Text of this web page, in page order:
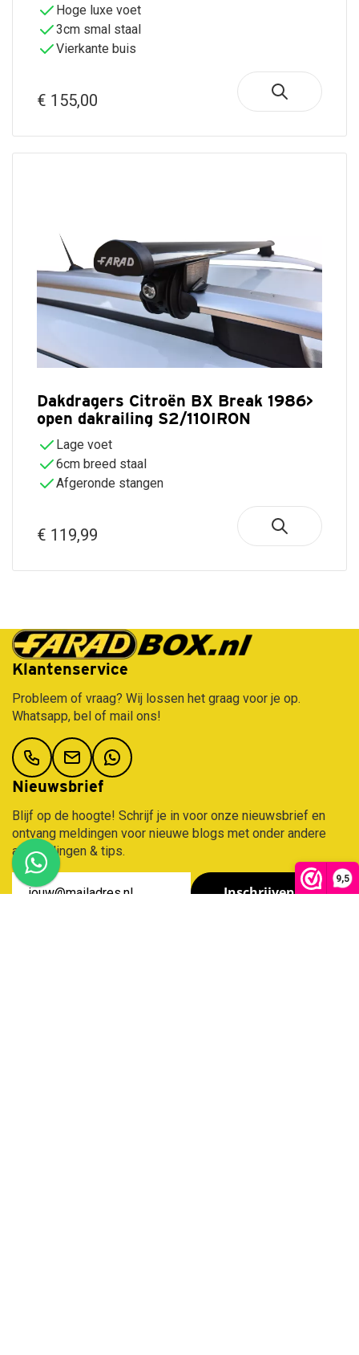
9,5
Hoge luxe voet
3cm smal staal
Vierkante buis
€ 155,00
Dakdragers Citroën BX Break 1986>
open dakrailing S2/110IRON
Lage voet
6cm breed staal
Afgeronde stangen
€ 119,99
Klantenservice
Probleem of vraag? Wij lossen het graag voor je op.
Whatsapp, bel of mail ons!
Nieuwsbrief
Blijf op de hoogte! Schrijf je in voor onze nieuwsbrief en
ontvang meldingen voor nieuwe blogs met onder andere
aanbiedingen & tips.
Inschrijven